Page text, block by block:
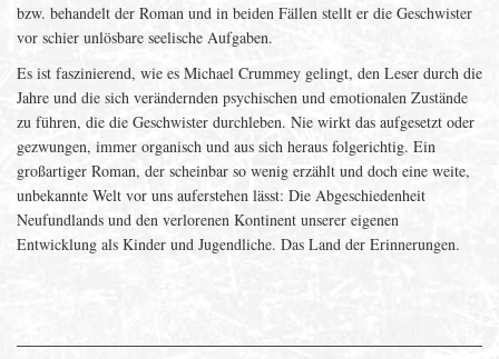
bzw. behandelt der Roman und in beiden Fällen stellt er die Geschwister
vor schier unlösbare seelische Aufgaben.
Es ist faszinierend, wie es Michael Crummey gelingt, den Leser durch die
Jahre und die sich verändernden psychischen und emotionalen Zustände
zu führen, die die Geschwister durchleben. Nie wirkt das aufgesetzt oder
gezwungen, immer organisch und aus sich heraus folgerichtig. Ein
großartiger Roman, der scheinbar so wenig erzählt und doch eine weite,
unbekannte Welt vor uns auferstehen lässt: Die Abgeschiedenheit
Neufundlands und den verlorenen Kontinent unserer eigenen
Entwicklung als Kinder und Jugendliche. Das Land der Erinnerungen.